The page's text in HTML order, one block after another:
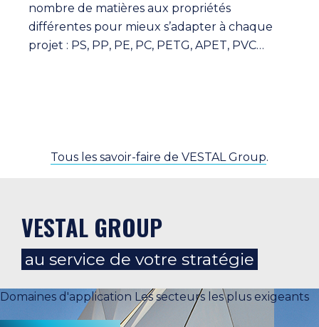
nombre de matières aux propriétés
différentes pour mieux s’adapter à chaque
projet : PS, PP, PE, PC, PETG, APET, PVC…
Tous les savoir-faire de VESTAL Group.
VESTAL GROUP
au service de votre stratégie
Domaines d'application Les secteurs les plus exigeants